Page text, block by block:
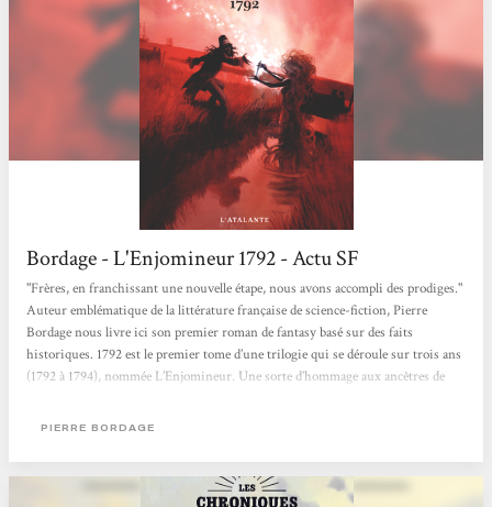
Bordage - L'Enjomineur 1792 - Actu SF
"Frères, en franchissant une nouvelle étape, nous avons accompli des prodiges."
Auteur emblématique de la littérature française de science-fiction, Pierre
Bordage nous livre ici son premier roman de fantasy basé sur des faits
historiques. 1792 est le premier tome d’une trilogie qui se déroule sur trois ans
(1792 à 1794), nommée L’Enjomineur. Une sorte d’hommage aux ancêtres de
L’auteur a choisi de commencer par cette année bien particulière qui a marqué
PIERRE BORDAGE